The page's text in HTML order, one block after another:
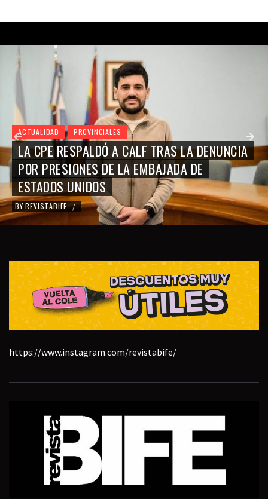
ACTUALIDAD PROVINCIALES
LA CPE RESPALDÓ A CALF TRAS LA DENUNCIA
POR PRESIONES DE LA EMBAJADA DE
ESTADOS UNIDOS
BY REVISTABIFE /
https://www.instagram.com/revistabife/